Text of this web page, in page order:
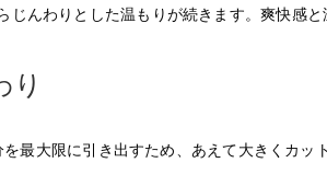
んわりとした温もりが続きます。爽快感と
り
最大限に引き出すため、あえて大きくカッ